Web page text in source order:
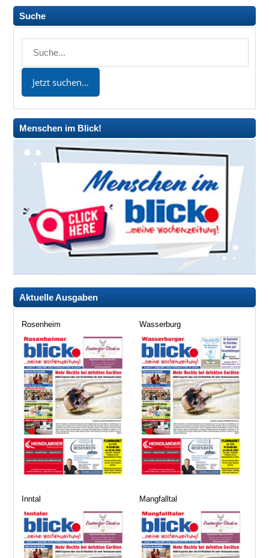
Suche
Menschen im Blick!
Aktuelle Ausgaben
Rosenheim Wasserburg
Inntal Mangfalltal